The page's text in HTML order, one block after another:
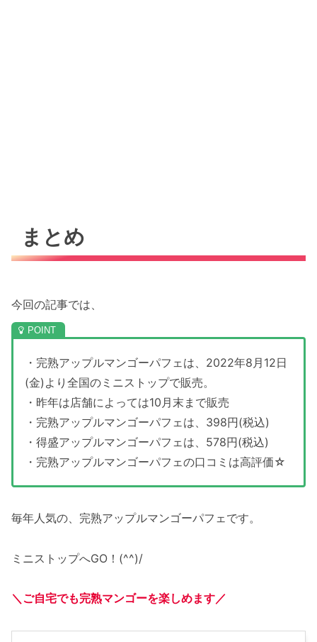
まとめ
今回の記事では、
・完熟アップルマンゴーパフェは、2022年8月12日
(金)より全国のミニストップで販売。
・昨年は店舗によっては10月末まで販売
・完熟アップルマンゴーパフェは、398円(税込)
・得盛アップルマンゴーパフェは、578円(税込)
・完熟アップルマンゴーパフェの口コミは高評価☆
毎年人気の、完熟アップルマンゴーパフェです。
ミニストップへGO！(^^)/
＼ご自宅でも完熟マンゴーを楽しめます／